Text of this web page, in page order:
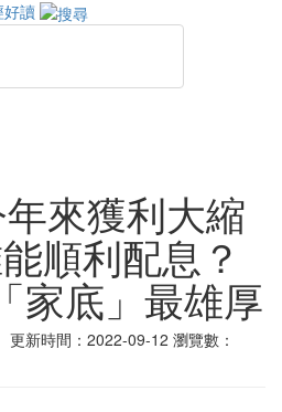
好讀
來獲利大縮
順利配息？
家底」最雄厚
新時間：2022-09-12 瀏覽數：